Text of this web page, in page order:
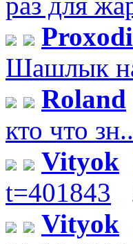
Шашлык
Roland
кто что
Vityok
t=401843
Vityok